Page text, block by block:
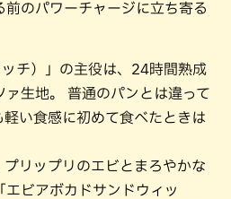
前のパワーチャージに立ち寄る
ッチ）」の主役は、24時間熟成
生地。 普通のパンとは違って
い食感に初めて食べたときは
プリップリのエビとまろやかな
ビアボカドサンドウィッ